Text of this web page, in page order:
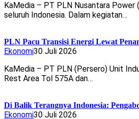
KaMedia – PT PLN Nusantara
seluruh Indonesia. Dalam kegiatan…
PLN Pacu Transisi Energi Lewat
Ekonomi30 Juli 2026
KaMedia – PT PLN (Persero) Unit
Rest Area Tol 575A dan…
Di Balik Terangnya Indonesia:
Ekonomi30 Juli 2026